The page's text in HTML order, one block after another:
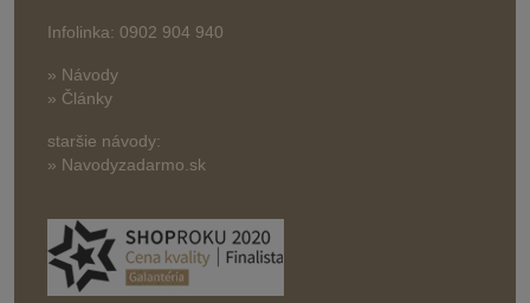
Infolinka: 0902 904 940
» Návody
» Články
staršie návody:
» Navodyzadarmo.sk